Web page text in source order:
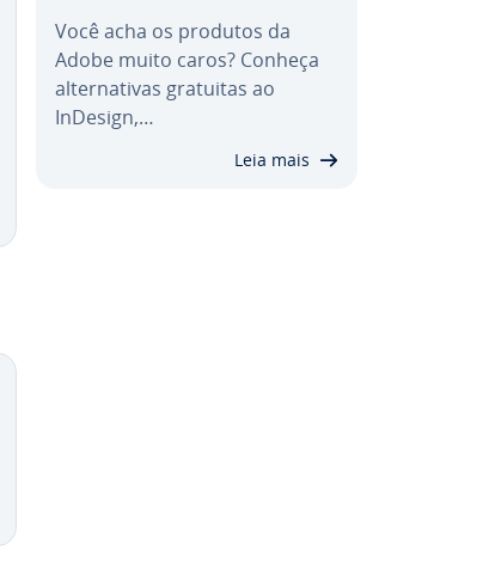
Você acha os produtos da
Adobe muito caros? Conheça
al­ter­na­ti­vas gratuitas ao
InDesign,…
Leia mais